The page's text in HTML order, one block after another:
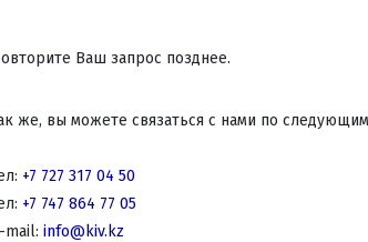
Встраиваемая
бытовая
Крупно
Мелко
поверхности
Ваш запрос позднее.
же, вы можете связаться с нами по следующим
+7 727 317 04 50
+7 747 864 77 05
mail: info@kiv.kz